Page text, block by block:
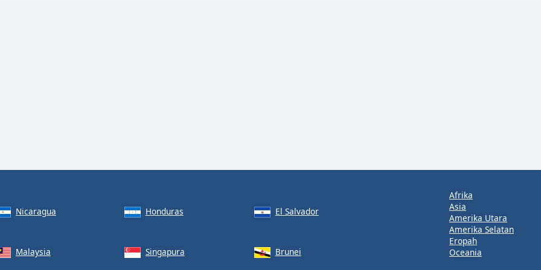
Nicaragua Honduras El Salvador
Malaysia Singapura Brunei
Afrika
Asia
Amerika Utara
Amerika Selatan
Eropah
Oceania